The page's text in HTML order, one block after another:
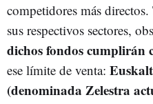
competidores más directos.
sus respectivos sectores,
dichos fondos cumplirán
ese límite de venta:
(denominada Zelestra